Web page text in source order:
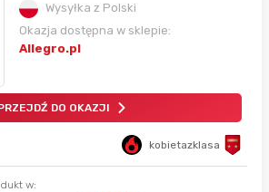
Wysyłka z Polski
Okazja dostępna w sklepie:
Allegro.pl
DO OKAZJI
kobietazklasa
w: